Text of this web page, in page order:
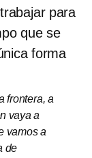
para
que se
forma
frontera, a
vaya a
vamos a
de